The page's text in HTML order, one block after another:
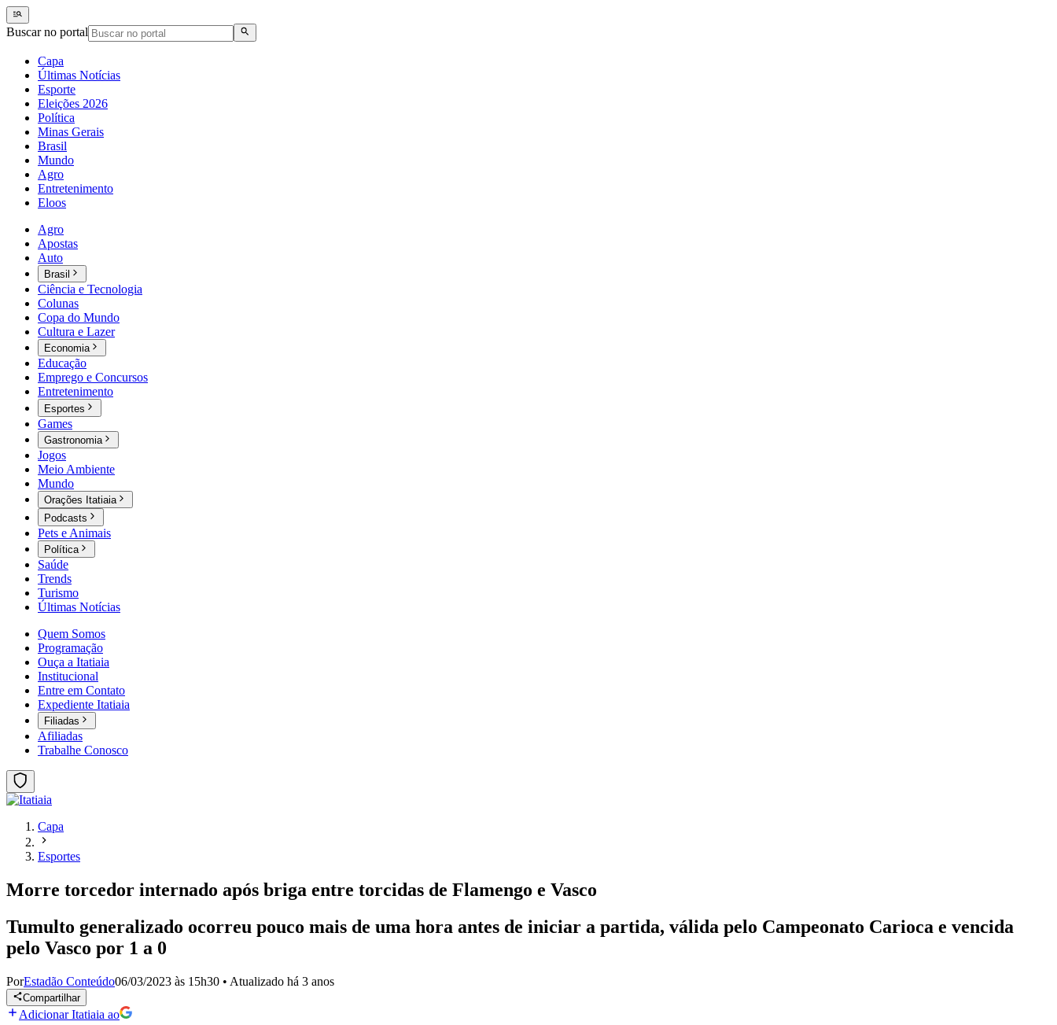
Buscar no portal
Capa
Últimas Notícias
Esporte
Eleições 2026
Política
Minas Gerais
Brasil
Mundo
Agro
Entretenimento
Eloos
Agro
Apostas
Auto
Brasil
Ciência e Tecnologia
Colunas
Copa do Mundo
Cultura e Lazer
Economia
Educação
Emprego e Concursos
Entretenimento
Esportes
Games
Gastronomia
Jogos
Meio Ambiente
Mundo
Orações Itatiaia
Podcasts
Pets e Animais
Política
Saúde
Trends
Turismo
Últimas Notícias
Quem Somos
Programação
Ouça a Itatiaia
Institucional
Entre em Contato
Expediente Itatiaia
Filiadas
Afiliadas
Trabalhe Conosco
Capa
Esportes
Morre torcedor internado após briga entre torcidas de Flamengo e Vasco
Tumulto generalizado ocorreu pouco mais de uma hora antes de iniciar a partida, válida pelo Campeonato Carioca e vencida
pelo Vasco por 1 a 0
PorEstadão Conteúdo06/03/2023 às 15h30 • Atualizado há 3 anos
Compartilhar
Adicionar Itatiaia ao